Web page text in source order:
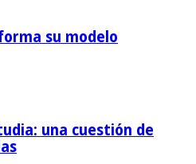
su modelo
una cuestión de